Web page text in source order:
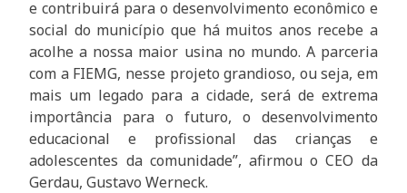
e contribuirá para o desenvolvimento econômico e
social do município que há muitos anos recebe a
acolhe a nossa maior usina no mundo. A parceria
com a FIEMG, nesse projeto grandioso, ou seja, em
mais um legado para a cidade, será de extrema
importância para o futuro, o desenvolvimento
educacional e profissional das crianças e
adolescentes da comunidade”, afirmou o CEO da
Gerdau, Gustavo Werneck.